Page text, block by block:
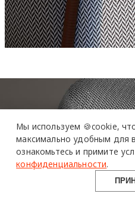
Мы используем 🍪cookie,
максимально удобным для
ознакомьтесь и примите
конфиденциальности.